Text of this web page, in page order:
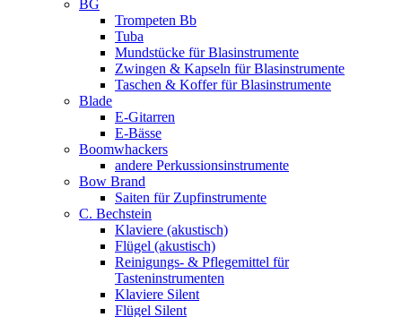
BG
Trompeten Bb
Tuba
Mundstücke für Blasinstrumente
Zwingen & Kapseln für Blasinstrumente
Taschen & Koffer für Blasinstrumente
Blade
E-Gitarren
E-Bässe
Boomwhackers
andere Perkussionsinstrumente
Bow Brand
Saiten für Zupfinstrumente
C. Bechstein
Klaviere (akustisch)
Flügel (akustisch)
Reinigungs- & Pflegemittel für
Tasteninstrumenten
Klaviere Silent
Flügel Silent